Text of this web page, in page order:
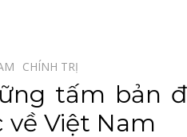
CHÍNH TRỊ⠀
tấm bản
về Việt Nam